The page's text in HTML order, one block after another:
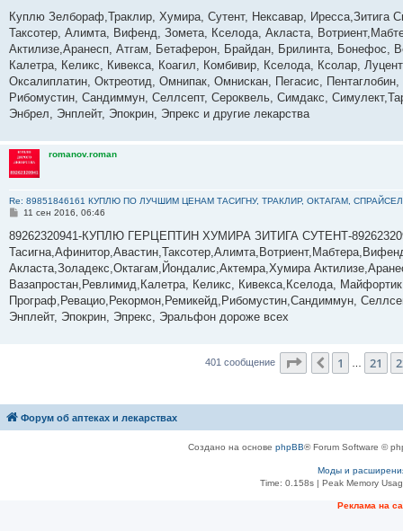
о
б
щ
е
и
е
Куплю Зелбораф,Траклир, Хумира, Сутент, Нексавар, Иресса,Зитига
Таксотер, Алимта, Вифенд, Зомета, Кселода, Акласта,
Актилизе,Аранесп, Атгам, Бетаферон, Брайдан, Брилинта, Бонефос,
Калетра, Келикс, Кивекса, Коагил, Комбивир, Кселода, Ксолар,
Оксалиплатин, Октреотид, Омнипак, Омнискан, Пегасис,
Рибомустин, Сандиммун, Селлсепт, Сероквель, Симдакс,
Энбрел, Энплейт, Эпокрин, Эпрекс и другие лекарства
romanov.roman
Re: 89851846161 КУПЛЮ ПО ЛУЧШИМ ЦЕНАМ ТАСИГНУ, ТРАКЛИР, ОКТАГАМ,
С
о
щ
е
и
е
11 сен 2016, 06:46
89262320941-КУПЛЮ ГЕРЦЕПТИН ХУМИРА ЗИТИГА СУТЕНТ-
Акласта,Золадекс,Октагам,Йондалис,Актемра,Хумира
Вазапростан,Ревлимид,Калетра, Келикс, Кивекса,Кселода,
Програф,Ревацио,Рекормон,Ремикейд,Рибомустин,Сандиммун,
Энплейт, Эпокрин, Эпрекс, Эральфон дороже всех
401 сообщение Страница 23из
Пред.
1 21
Форум об аптеках и лекарствах
Создано на основе phpBB® Forum Software ©
Моды и
Time: 0.158s| Peak Memory
Рeклама на